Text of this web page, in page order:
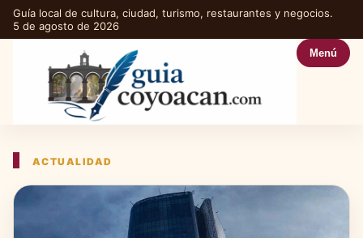
Guía local de cultura, ciudad, turismo, restaurantes y negocios.
5 de agosto de 2026
Menú
ACTUALIDAD